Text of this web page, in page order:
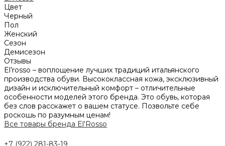
Цвет
Черный
Пол
Женский
Сезон
Демисезон
Отзывы
El’rosso – воплощение лучших традиций итальянского
производства обуви. Высококлассная кожа, эксклюзивный
дизайн и исключительный комфорт – отличительные
особенности моделей этого бренда. Это обувь, которая
без слов расскажет о вашем статусе. Позвольте себе
роскошь по разумным ценам!
Все товары бренда El'Rosso
+7 (922) 281-83-19